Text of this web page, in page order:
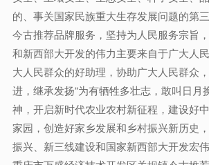
的、事关国家民族重大生存发展问题的第
今古推荐品牌服务，坚持为人民服务宗旨
和新西部大开发的伟力主要来自于广大人
大人民群众的好助理，协助广大人民群众
进，继承发扬“为有牺牲多壮志，敢叫日月
神，开启新时代农业农村新征程，建设好
家园，创造好家乡发展和乡村振兴新历史
振兴、新三线建设和国家新西部大开发宏